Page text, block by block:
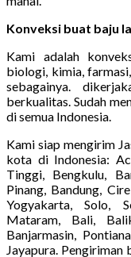
Konveksi buat baju
Kami adalah
biologi, kimia,
sebagainya.
berkualitas. Sudah
di semua Indonesia.
Kami siap mengirim
kota di Indonesia:
Tinggi, Bengkulu,
Pinang, Bandung,
Yogyakarta, Solo,
Mataram, Bali,
Banjarmasin,
Jayapura. Pengiriman